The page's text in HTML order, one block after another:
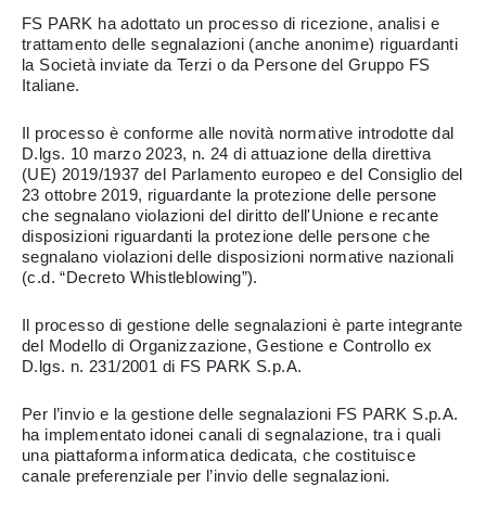
FS PARK ha adottato un processo di ricezione, analisi e
trattamento delle segnalazioni (anche anonime) riguardanti
la Società inviate da Terzi o da Persone del Gruppo FS
Italiane.
Il processo è conforme alle novità normative introdotte dal
D.lgs. 10 marzo 2023, n. 24 di attuazione della direttiva
(UE) 2019/1937 del Parlamento europeo e del Consiglio del
23 ottobre 2019, riguardante la protezione delle persone
che segnalano violazioni del diritto dell'Unione e recante
disposizioni riguardanti la protezione delle persone che
segnalano violazioni delle disposizioni normative nazionali
(c.d. “Decreto Whistleblowing”).
Il processo di gestione delle segnalazioni è parte integrante
del Modello di Organizzazione, Gestione e Controllo ex
D.lgs. n. 231/2001 di FS PARK S.p.A.
Per l’invio e la gestione delle segnalazioni FS PARK S.p.A.
ha implementato idonei canali di segnalazione, tra i quali
una piattaforma informatica dedicata, che costituisce
canale preferenziale per l’invio delle segnalazioni.